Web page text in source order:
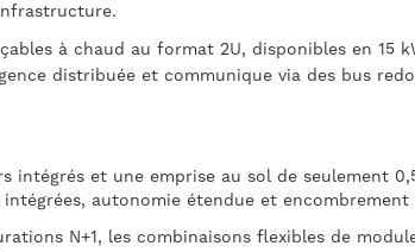
à chaud au format 2U, disponibles en 15
distribuée et communique via des bus
intégrés et une emprise au sol de seulement
autonomie étendue et encombrement
N+1, les combinaisons flexibles de